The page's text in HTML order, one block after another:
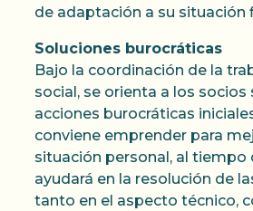
de adaptación a su situación
Soluciones burocráticas
Bajo la coordinación de la
social, se orienta a los socios
acciones burocráticas
conviene emprender para
situación personal, al tiempo
ayudará en la resolución de
tanto en el aspecto técnico,